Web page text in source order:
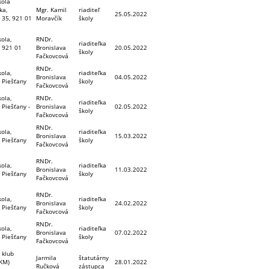
921 01
Mgr. Kamil
Moravčík
riaditeľ
školy
25.05.2022
921 01
RNDr.
Bronislava
Fačkovcová
riaditeľka
školy
20.05.2022
Piešťany
RNDr.
Bronislava
Fačkovcová
riaditeľka
školy
04.05.2022
Piešťany -
RNDr.
Bronislava
Fačkovcová
riaditeľka
školy
02.05.2022
Piešťany
RNDr.
Bronislava
Fačkovcová
riaditeľka
školy
15.03.2022
Piešťany
RNDr.
Bronislava
Fačkovcová
riaditeľka
školy
11.03.2022
Piešťany
RNDr.
Bronislava
Fačkovcová
riaditeľka
školy
24.02.2022
Piešťany
RNDr.
Bronislava
Fačkovcová
riaditeľka
školy
07.02.2022
klub
Jarmila
Ručková
štatutárny
zástupca
28.01.2022